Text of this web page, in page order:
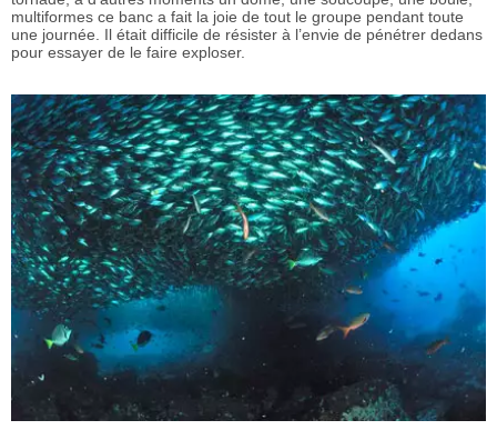
multiformes ce banc a fait la joie de tout le groupe pendant toute
une journée. Il était difficile de résister à l’envie de pénétrer dedans
pour essayer de le faire exploser.